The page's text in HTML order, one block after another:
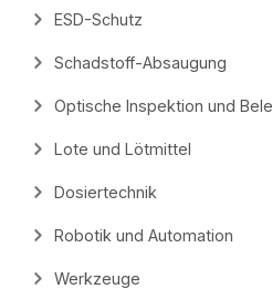
ESD-Schutz
Schadstoff-Absaugung
Optische Inspektion und
Lote und Lötmittel
Dosiertechnik
Robotik und Automation
Werkzeuge